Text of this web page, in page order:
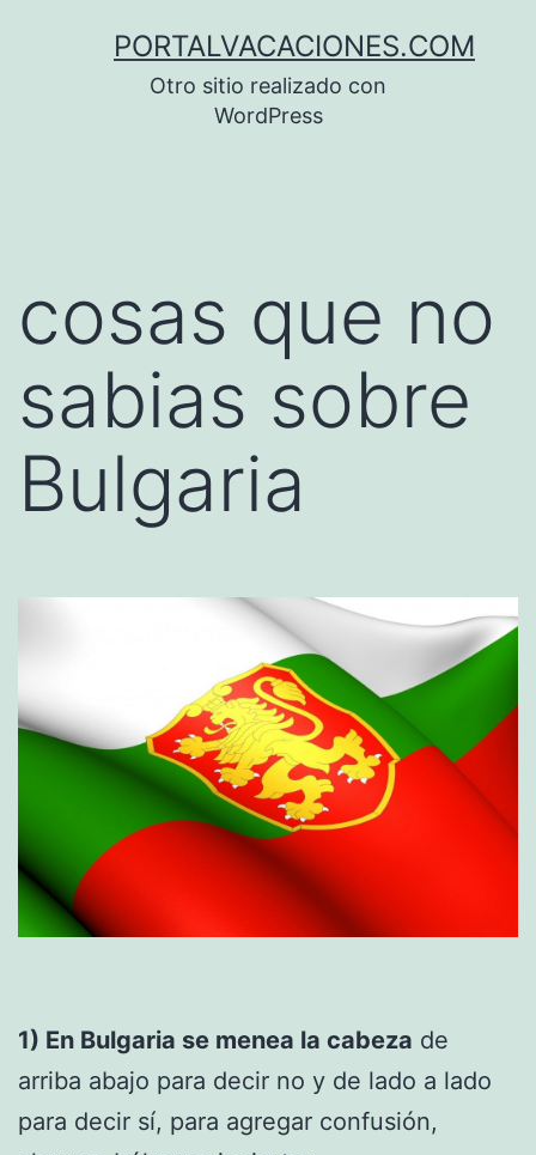
PORTALVACACIONES.COM
Otro sitio realizado con
WordPress
cosas que no
sabias sobre
Bulgaria
1) En Bulgaria se menea la cabeza de
arriba abajo para decir no y de lado a lado
para decir sí, para agregar confusión,